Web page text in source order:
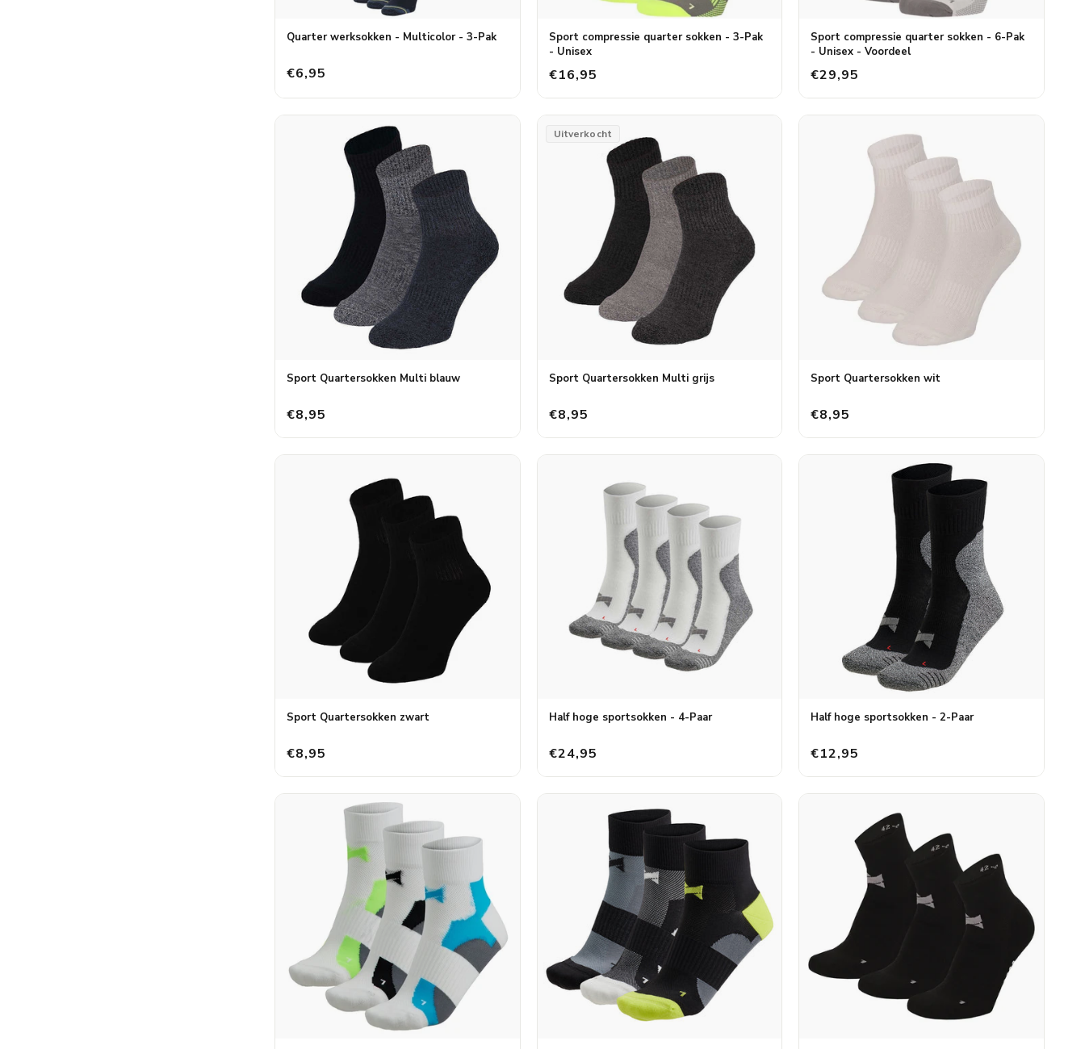
Quarter werksokken - Multicolor - 3-Pak
€6,95
Sport compressie quarter sokken - 3-Pak
- Unisex
€16,95
Sport compressie quarter sokken - 6-Pak
- Unisex - Voordeel
€29,95
Sport Quartersokken Multi blauw
€8,95
Uitverkocht
Sport Quartersokken Multi grijs
€8,95
Sport Quartersokken wit
€8,95
Sport Quartersokken zwart
€8,95
Half hoge sportsokken - 4-Paar
€24,95
Half hoge sportsokken - 2-Paar
€12,95